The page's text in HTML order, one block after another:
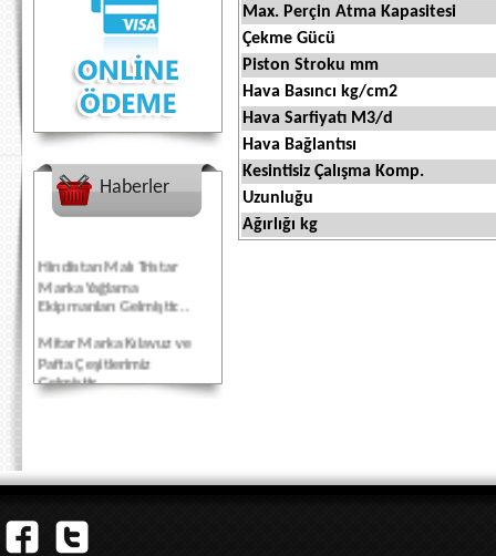
Haberler
Hindistan Malı Tristar
Marka Yağlama
Ekipmanları Gelmiştir...
Mitar Marka Kılavuz ve
Pafta Çeşitlerimiz
Gelmiştir...
Max. Perçin Atma Kapasitesi
Çekme Gücü
Piston Stroku mm
Hava Basıncı kg/cm2
Hava Sarfiyatı M3/d
Hava Bağlantısı
Kesintisiz Çalışma Komp.
Uzunluğu
Ağırlığı kg